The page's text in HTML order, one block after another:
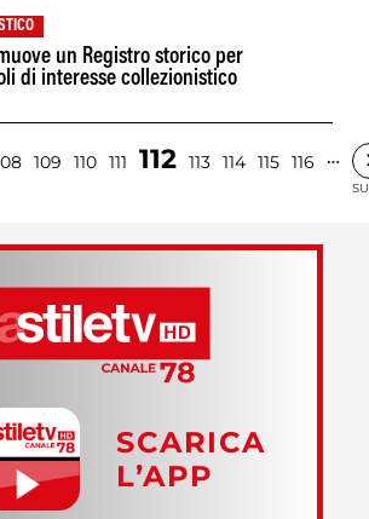
un Registro storico per
di interesse collezionistico
109 110 111 112 113 114 115 116 …
SCARICA
L’APP